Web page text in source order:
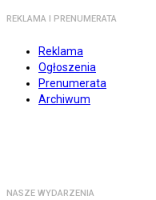
REKLAMA I PRENUMERATA
Reklama
Ogłoszenia
Prenumerata
Archiwum
NASZE WYDARZENIA